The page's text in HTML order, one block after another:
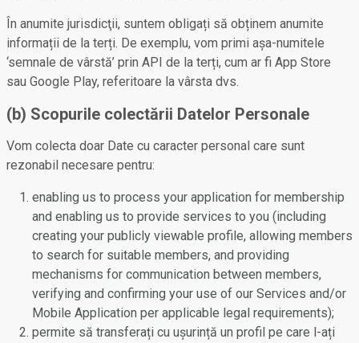
În anumite jurisdicţii, suntem obligați să obținem anumite
informații de la terți. De exemplu, vom primi așa-numitele
‘semnale de vârstă’ prin API de la terți, cum ar fi App Store
sau Google Play, referitoare la vârsta dvs.
(b) Scopurile colectării Datelor Personale
Vom colecta doar Date cu caracter personal care sunt
rezonabil necesare pentru:
enabling us to process your application for membership
and enabling us to provide services to you (including
creating your publicly viewable profile, allowing members
to search for suitable members, and providing
mechanisms for communication between members,
verifying and confirming your use of our Services and/or
Mobile Application per applicable legal requirements);
permite să transferați cu ușurință un profil pe care l-ați